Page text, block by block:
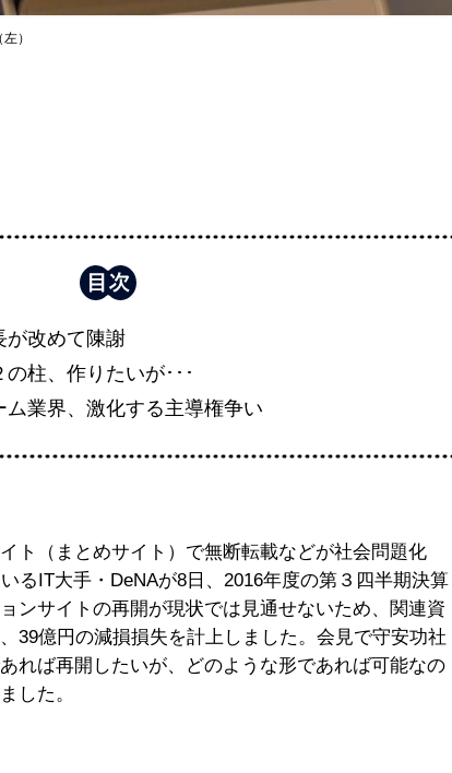
）
が改めて陳謝
の柱、作りたいが･･･
ム業界、激化する主導権争い
ト（まとめサイト）で無断転載などが社会問題化
るIT大手・DeNAが8日、2016年度の第３四半期決算
ンサイトの再開が現状では見通せないため、関連資
39億円の減損損失を計上しました。会見で守安功社
れば再開したいが、どのような形であれば可能なの
した。